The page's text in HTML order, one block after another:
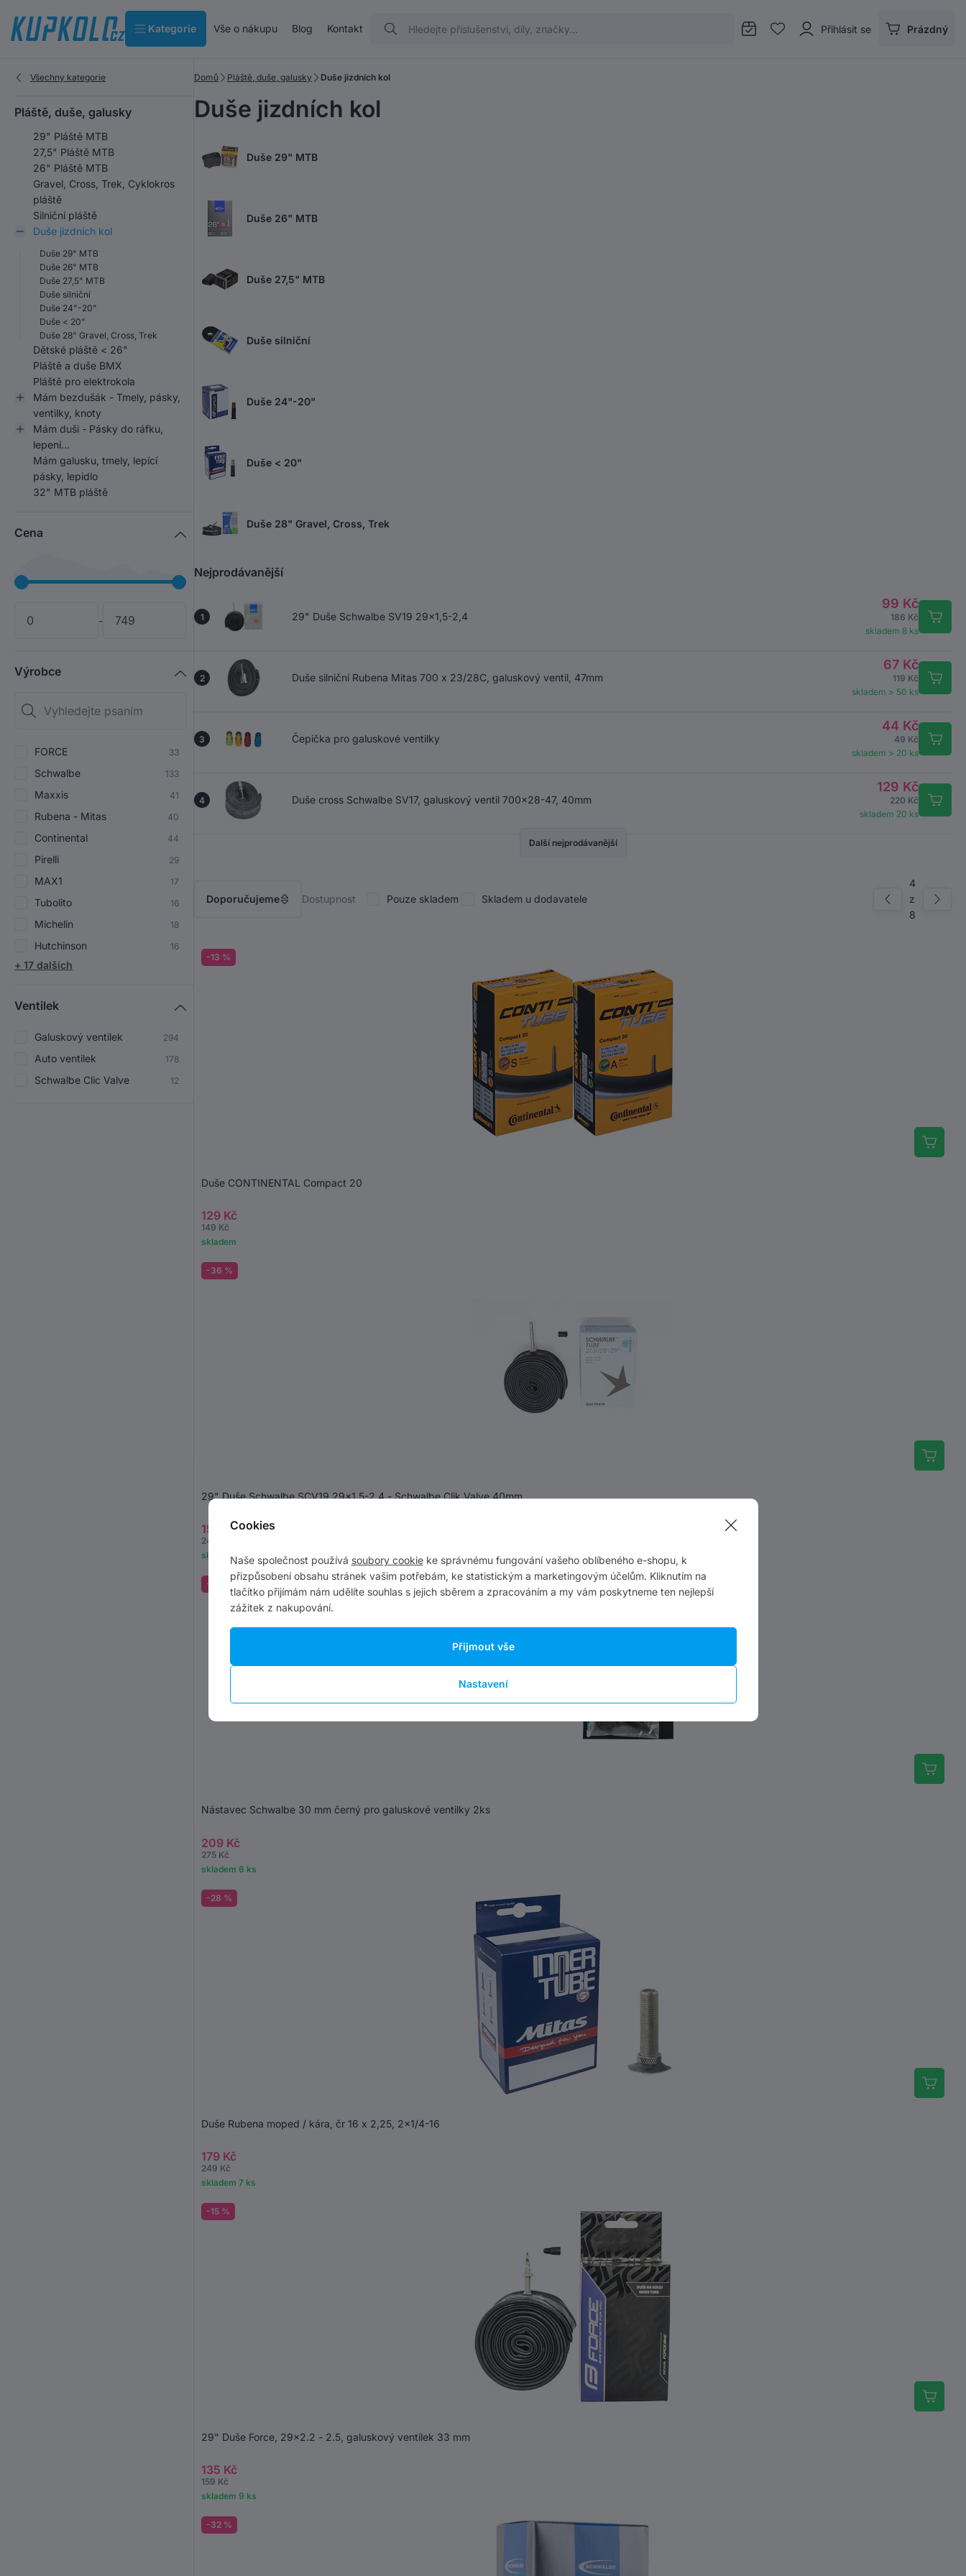
Kategorie Vše o nákupu Blog Kontakt Přihlásit se Prázdný
Všechny kategorie
Pláště, duše, galusky
29" Pláště MTB
27,5" Pláště MTB
26" Pláště MTB
Gravel, Cross, Trek, Cyklokros
pláště
Silniční pláště
Duše jizdních kol
Duše 29" MTB
Duše 26" MTB
Duše 27,5" MTB
Duše silniční
Duše 24"-20"
Duše < 20"
Duše 28" Gravel, Cross, Trek
Dětské pláště < 26"
Pláště a duše BMX
Pláště pro elektrokola
Mám bezdušák - Tmely, pásky,
ventilky, knoty
Mám duši - Pásky do ráfku,
lepení...
Mám galusku, tmely, lepící
pásky, lepidlo
32" MTB pláště
Cena
-
Výrobce
FORCE 33
Schwalbe 133
Maxxis 41
Rubena - Mitas 40
Continental 44
Pirelli 29
MAX1 17
Tubolito 16
Michelin 18
Hutchinson 16
+ 17 dalších
Ventilek
Galuskový ventilek 294
Auto ventilek 178
Schwalbe Clic Valve 12
Domů Pláště, duše, galusky Duše jizdních kol
Duše jizdních kol
Duše 29" MTB
Duše 26" MTB
Duše 27,5" MTB
Duše silniční
Duše 24"-20"
Duše < 20"
Duše 28" Gravel, Cross, Trek
Nejprodávanější
1 29" Duše Schwalbe SV19 29x1,5-2,4
99 Kč
186 Kč
skladem 8 ks
2 Duše silniční Rubena Mitas 700 x 23/28C, galuskový ventil, 47mm
67 Kč
119 Kč
skladem > 50 ks
3 Čepička pro galuskové ventilky
44 Kč
49 Kč
skladem > 20 ks
4 Duše cross Schwalbe SV17, galuskový ventil 700x28-47, 40mm
129 Kč
220 Kč
skladem 20 ks
Další nejprodávanější
Doporučujeme Dostupnost Pouze skladem Skladem u dodavatele
4
z
8
-13 %
Duše CONTINENTAL Compact 20
129 Kč
149 Kč
skladem
-36 %
29" Duše Schwalbe SCV19 29x1,5-2,4 - Schwalbe Clik Valve 40mm
159 Kč
249 Kč
skladem 8 ks
-24 % Akce
Nástavec Schwalbe 30 mm černý pro galuskové ventilky 2ks
209 Kč
275 Kč
skladem 6 ks
-28 %
Duše Rubena moped / kára, čr 16 x 2,25, 2x1/4-16
179 Kč
249 Kč
skladem 7 ks
-15 %
29" Duše Force, 29x2.2 - 2.5, galuskový ventilek 33 mm
135 Kč
159 Kč
skladem 9 ks
-32 %
Cookies
Naše společnost používá soubory cookieke správnému fungování vašeho oblíbeného e-shopu, k
přizpůsobení obsahu stránek vašim potřebám, ke statistickým a marketingovým účelům. Kliknutím na
tlačítko přijímám nám udělíte souhlas s jejich sběrem a zpracováním a my vám poskytneme ten nejlepší
zážitek z nakupování.
Nastavení
Přijmout vše